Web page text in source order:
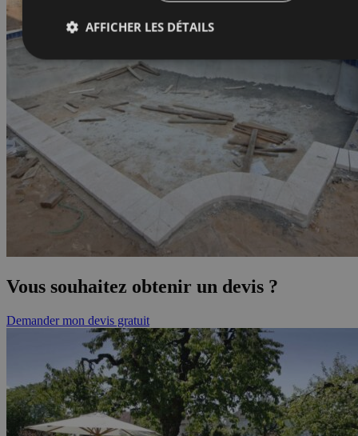
Vous souhaitez obtenir un devis ?
Demander mon devis gratuit
AFFICHER LES DÉTAILS